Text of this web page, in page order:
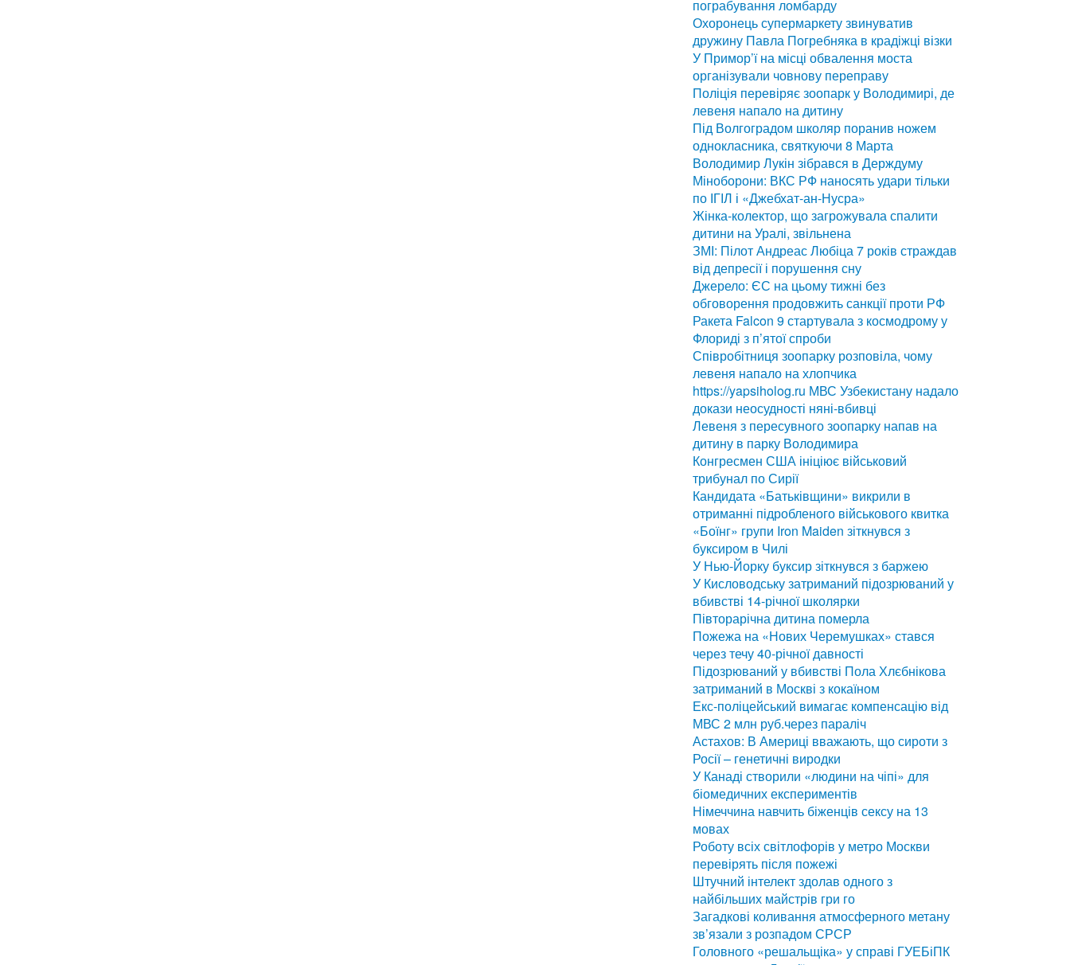
пограбування ломбарду
Охоронець супермаркету звинуватив
дружину Павла Погребняка в крадіжці візки
У Примор’ї на місці обвалення моста
організували човнову переправу
Поліція перевіряє зоопарк у Володимирі, де
левеня напало на дитину
Під Волгоградом школяр поранив ножем
однокласника, святкуючи 8 Марта
Володимир Лукін зібрався в Держдуму
Міноборони: ВКС РФ наносять удари тільки
по ІГІЛ і «Джебхат-ан-Нусра»
Жінка-колектор, що загрожувала спалити
дитини на Уралі, звільнена
ЗМІ: Пілот Андреас Любіца 7 років страждав
від депресії і порушення сну
Джерело: ЄС на цьому тижні без
обговорення продовжить санкції проти РФ
Ракета Falcon 9 стартувала з космодрому у
Флориді з п’ятої спроби
Співробітниця зоопарку розповіла, чому
левеня напало на хлопчика
https://yapsiholog.ru МВС Узбекистану надало
докази неосудності няні-вбивці
Левеня з пересувного зоопарку напав на
дитину в парку Володимира
Конгресмен США ініціює військовий
трибунал по Сирії
Кандидата «Батьківщини» викрили в
отриманні підробленого військового квитка
«Боїнг» групи Iron Maiden зіткнувся з
буксиром в Чилі
У Нью-Йорку буксир зіткнувся з баржею
У Кисловодську затриманий підозрюваний у
вбивстві 14-річної школярки
Півторарічна дитина померла
Пожежа на «Нових Черемушках» стався
через течу 40-річної давності
Підозрюваний у вбивстві Пола Хлєбнікова
затриманий в Москві з кокаїном
Екс-поліцейський вимагає компенсацію від
МВС 2 млн руб.через параліч
Астахов: В Америці вважають, що сироти з
Росії – генетичні виродки
У Канаді створили «людини на чіпі» для
біомедичних експериментів
Німеччина навчить біженців сексу на 13
мовах
Роботу всіх світлофорів у метро Москви
перевірять після пожежі
Штучний інтелект здолав одного з
найбільших майстрів гри го
Загадкові коливання атмосферного метану
зв’язали з розпадом СРСР
Головного «решальщіка» у справі ГУЕБіПК